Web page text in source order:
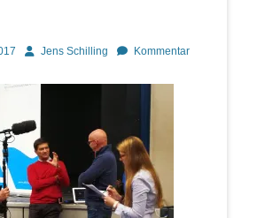
AutorJens Schilling
Kommentar